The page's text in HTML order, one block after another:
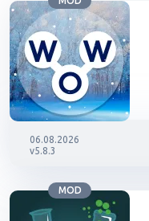
06.08.2026
v5.8.3
MOD